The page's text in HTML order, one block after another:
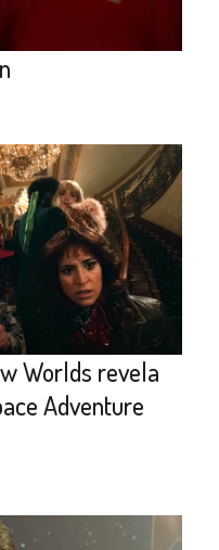
Worlds revela
Adventure